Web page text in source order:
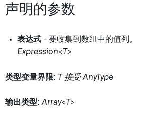
声明的参数
表达式 - 要收集到数组中的值列。
Expression<T>
类型变量界限: T 接受 AnyType
输出类型: Array<T>